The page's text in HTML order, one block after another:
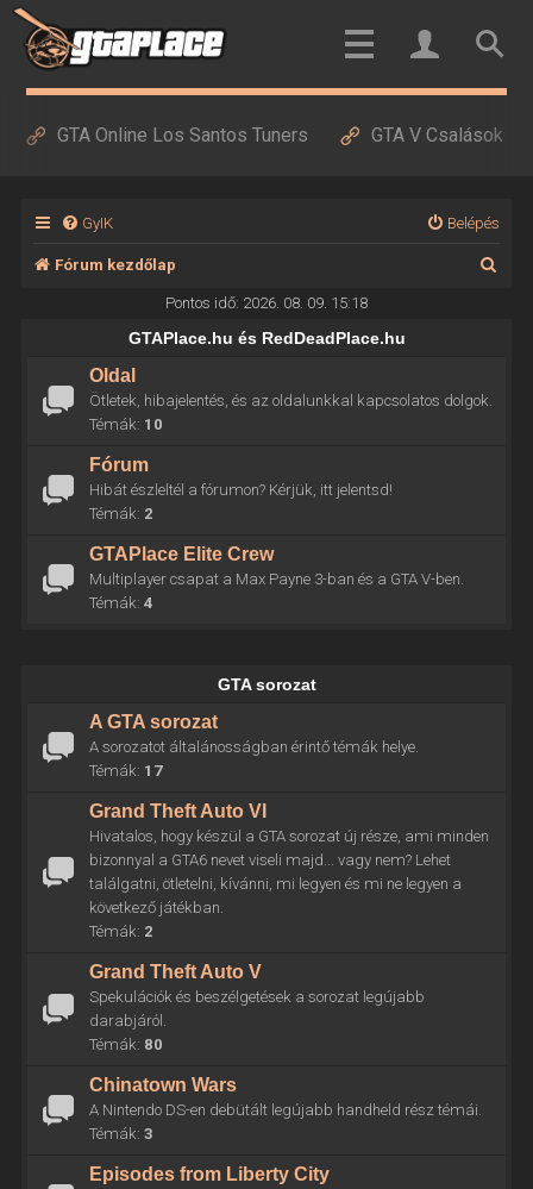
GTA Online Los Santos Tuners GTA V Csalások
GyIK Belépés
Fórum kezdőlap
Pontos idő: 2026. 08. 09. 15:18
GTAPlace.hu és RedDeadPlace.hu
Oldal
Ötletek, hibajelentés, és az oldalunkkal kapcsolatos dolgok.
Témák: 10
Fórum
Hibát észleltél a fórumon? Kérjük, itt jelentsd!
Témák: 2
GTAPlace Elite Crew
Multiplayer csapat a Max Payne 3-ban és a GTA V-ben.
Témák: 4
GTA sorozat
A GTA sorozat
A sorozatot általánosságban érintő témák helye.
Témák: 17
Grand Theft Auto VI
Hivatalos, hogy készül a GTA sorozat új része, ami minden
bizonnyal a GTA6 nevet viseli majd... vagy nem? Lehet
találgatni, ötletelni, kívánni, mi legyen és mi ne legyen a
következő játékban.
Témák: 2
Grand Theft Auto V
Spekulációk és beszélgetések a sorozat legújabb
darabjáról.
Témák: 80
Chinatown Wars
A Nintendo DS-en debütált legújabb handheld rész témái.
Témák: 3
Episodes from Liberty City